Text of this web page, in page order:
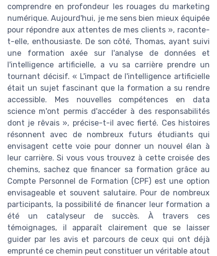
comprendre en profondeur les rouages du marketing
numérique. Aujourd'hui, je me sens bien mieux équipée
pour répondre aux attentes de mes clients », raconte-
t-elle, enthousiaste. De son côté, Thomas, ayant suivi
une formation axée sur l'analyse de données et
l'intelligence artificielle, a vu sa carrière prendre un
tournant décisif. « L'impact de l'intelligence artificielle
était un sujet fascinant que la formation a su rendre
accessible. Mes nouvelles compétences en data
science m'ont permis d'accéder à des responsabilités
dont je rêvais », précise-t-il avec fierté. Ces histoires
résonnent avec de nombreux futurs étudiants qui
envisagent cette voie pour donner un nouvel élan à
leur carrière. Si vous vous trouvez à cette croisée des
chemins, sachez que financer sa formation grâce au
Compte Personnel de Formation (CPF) est une option
envisageable et souvent salutaire. Pour de nombreux
participants, la possibilité de financer leur formation a
été un catalyseur de succès. À travers ces
témoignages, il apparaît clairement que se laisser
guider par les avis et parcours de ceux qui ont déjà
emprunté ce chemin peut constituer un véritable atout